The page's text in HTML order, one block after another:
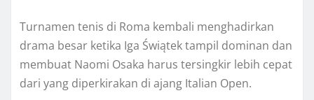
Turnamen tenis di Roma kembali menghadirkan
drama besar ketika Iga Świątek tampil dominan dan
membuat Naomi Osaka harus tersingkir lebih cepat
dari yang diperkirakan di ajang Italian Open.